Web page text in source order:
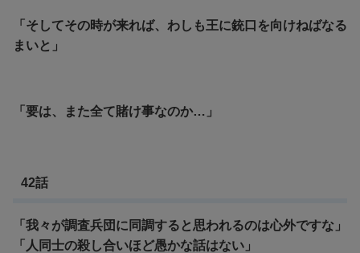
「そしてその時が来れば、わしも王に銃口を向けねばなる
まいと」
「要は、また全て賭け事なのか…」
42話
「我々が調査兵団に同調すると思われるのは心外ですな」
「人同士の殺し合いほど愚かな話はない」